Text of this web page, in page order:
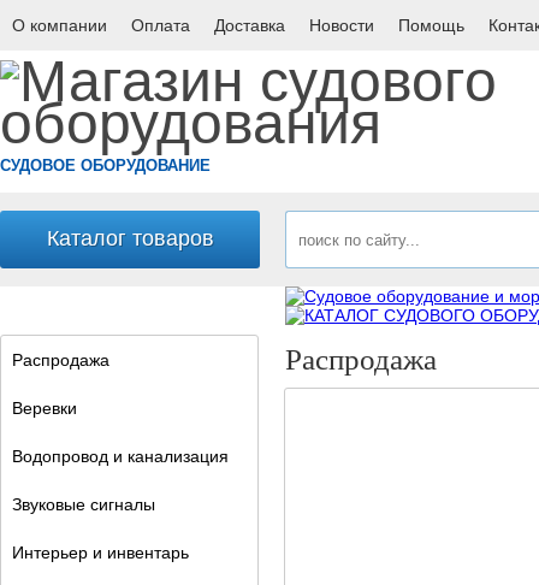
О компании Оплата Доставка Новости Помощь
СУДОВОЕ ОБОРУДОВАНИЕ
Каталог товаров
Распродажа
Распродажа
Веревки
Водопровод и канализация
Звуковые сигналы
Интерьер и инвентарь